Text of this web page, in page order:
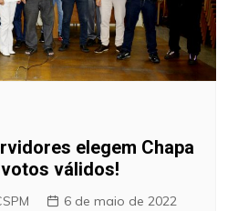
elegem Chapa
válidos!
6 de maio de 2022